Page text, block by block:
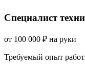
Специалист
от 100 000 ₽ на руки
Требуемый опыт